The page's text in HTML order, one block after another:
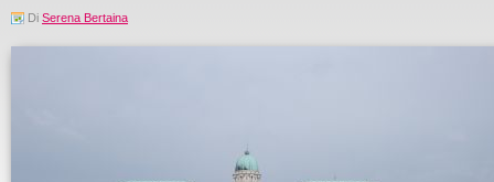
Di Serena Bertaina